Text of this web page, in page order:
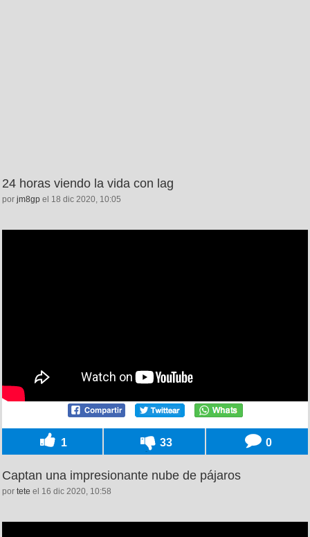
24 horas viendo la vida con lag
por jm8gp el 18 dic 2020, 10:05
1 33 0
Captan una impresionante nube de pájaros
por tete el 16 dic 2020, 10:58